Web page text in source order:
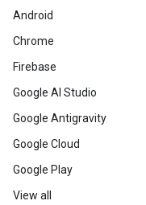
Android
Chrome
Firebase
Google AI Studio
Google Antigravity
Google Cloud
Google Play
View all